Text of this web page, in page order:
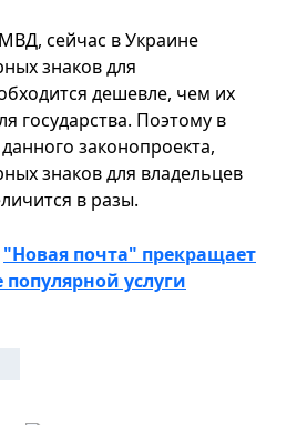
сейчас в Украине
знаков для
дешевле, чем их
государства. Поэтому в
законопроекта,
знаков для владельцев
в разы.
"Новая почта" прекращает
услуги